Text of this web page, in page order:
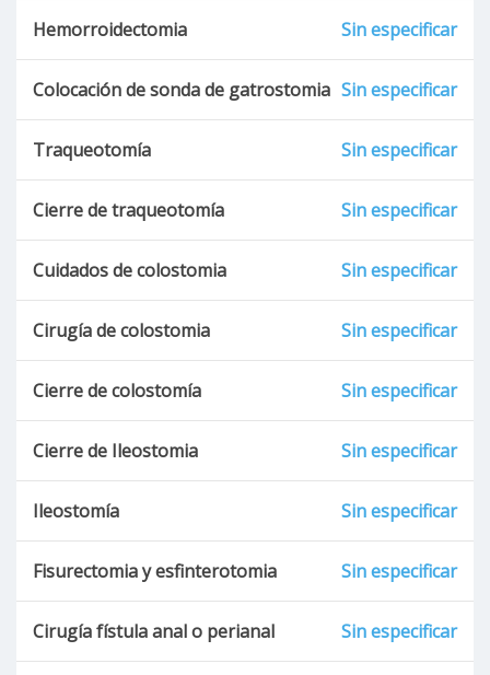
Absceso intraabdominal
abscesos
Obstrucción intestinal
Seudoobstrucción intestinal
Enfermedades del intestino delgado
Enfermedad inflamatoria intestinal
Pancreatitis
Dilatación tóxica del colon
Megacolon tóxico
Hemorroidectomia Sin especificar
Colocación de sonda de gatrostomia Sin especificar
Traqueotomía Sin especificar
Cierre de traqueotomía Sin especificar
Cuidados de colostomia Sin especificar
Cirugía de colostomia Sin especificar
Cierre de colostomía Sin especificar
Cierre de Ileostomia Sin especificar
Ileostomía Sin especificar
Fisurectomia y esfinterotomia Sin especificar
Cirugía fístula anal o perianal Sin especificar